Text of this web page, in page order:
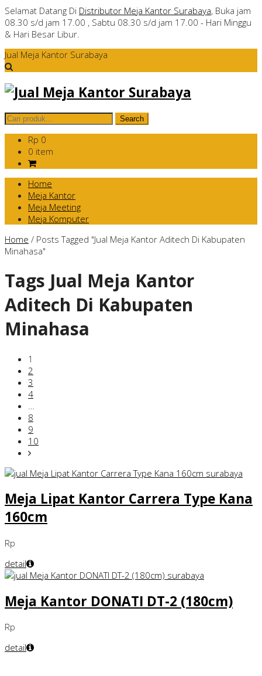
Selamat Datang Di Distributor Meja Kantor Surabaya, Buka jam
08.30 s/d jam 17.00 , Sabtu 08.30 s/d jam 17.00 - Hari Minggu
& Hari Besar Libur.
Jual Meja Kantor Surabaya
Rp 0
0 item
Home
Meja Kantor
Meja Meeting
Meja Komputer
Home / Posts Tagged "Jual Meja Kantor Aditech Di Kabupaten
Minahasa"
Tags Jual Meja Kantor
Aditech Di Kabupaten
Minahasa
1
2
3
4
8
9
10
Meja Lipat Kantor Carrera Type Kana
160cm
Rp
detail
Meja Kantor DONATI DT-2 (180cm)
Rp
detail